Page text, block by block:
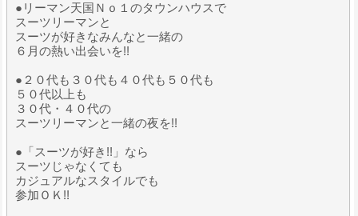
●リーマン天国Ｎｏ１のタウンハウスで
スーツリーマンと
スーツが好きなみんなと一緒の
６月の熱い出会いを!!
●２０代も３０代も４０代も５０代も
５０代以上も
３０代・４０代の
スーツリーマンと一緒の夜を!!
●「スーツが好き!!」なら
スーツじゃなくても
カジュアルなスタイルでも
参加ＯＫ!!